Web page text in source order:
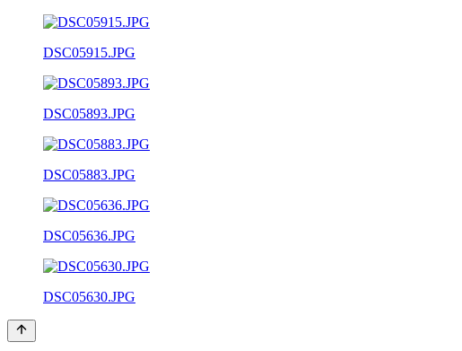
DSC05915.JPG
DSC05893.JPG
DSC05883.JPG
DSC05636.JPG
DSC05630.JPG